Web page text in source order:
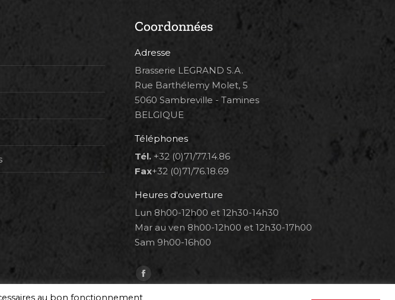
Coordonnées
Adresse
Brasserie LEGRAND S.A.
Rue Barthélemy Molet, 5
5060 Sambreville - Tamines
BELGIQUE
Téléphones
Tél. +32 (0)71/77.14.86
Fax+32 (0)71/76.18.69
Heures d'ouverture
Lun 8h00-12h00 et 12h30-14h30
Mar au ven 8h00-12h00 et 12h30-17h00
Sam 9h00-16h00
Trouvez nous sur :
Facebook
page
au bon fonctionnement